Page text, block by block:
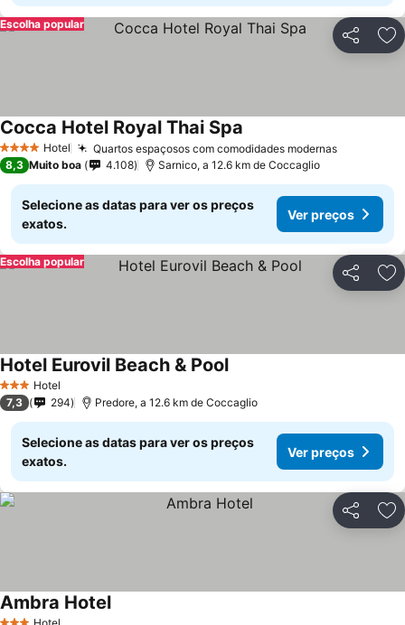
Partilhar
Escolha popular
4 EstrelasHotel Quartos espaçosos com comodidades modernasVer
Cocca Hotel Royal Thai Spa
8,3 Muito boa 4.108 Sarnico, a 12.6 km de Coccaglio
Selecione as datas para ver os preços
exatos.
Ver preços
Partilhar
Escolha popular
3 EstrelasHotel
Hotel Eurovil Beach & PoolVer preços
7,3 294 Predore, a 12.6 km de Coccaglio
Selecione as datas para ver os preços
exatos.
Ver preços
Partilhar
Hotel
Ambra HotelVer preços